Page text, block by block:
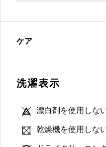
ケア
洗濯表示
漂白剤を使用しな
乾燥機を使用しな